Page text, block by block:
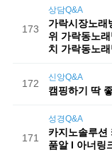
173
상담Q&A
가락시장노
위 가락동노
치 가락동노
172
신앙Q&A
캠핑하기 딱
171
성경Q&A
카지노솔루션
품알 l 아너링